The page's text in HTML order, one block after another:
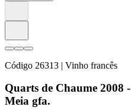
Código 26313 | Vinho francês
Quarts de Chaume 2008 -
Meia gfa.